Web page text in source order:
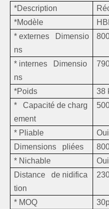
*Description
*Modèle
* externes Dimensio
ns
* internes Dimensio
ns
*Poids
38
* Capacité de charg
ement
* Pliable
Oui
Dimensions pliées
* Nichable
Oui
Distance de nidifica
tion
* MOQ